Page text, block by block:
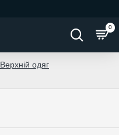
0
Верхній одяг